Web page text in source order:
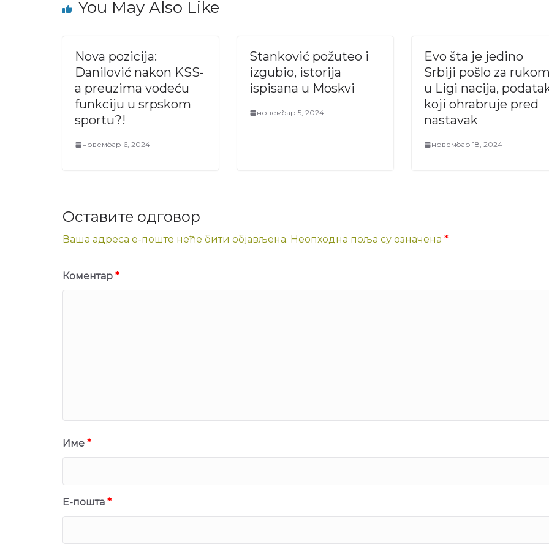
You May Also Like
Nova pozicija:
Danilović nakon KSS-
a preuzima vodeću
funkciju u srpskom
sportu?!
новембар 6, 2024
Stanković požuteo i
izgubio, istorija
ispisana u Moskvi
новембар 5, 2024
Evo šta je jedino
Srbiji pošlo za
u Ligi nacija,
koji ohrabruje pred
nastavak
новембар 18, 2024
Оставите одговор
Ваша адреса е-поште неће бити објављена. Неопходна поља су означена *
Коментар *
Име *
Е-пошта *